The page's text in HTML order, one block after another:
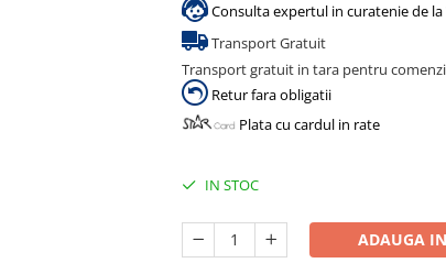
Consulta expertul in curatenie de
Transport Gratuit
Transport gratuit in tara pentru
Retur fara obligatii
Plata cu cardul in rate
IN STOC
ADAUGA